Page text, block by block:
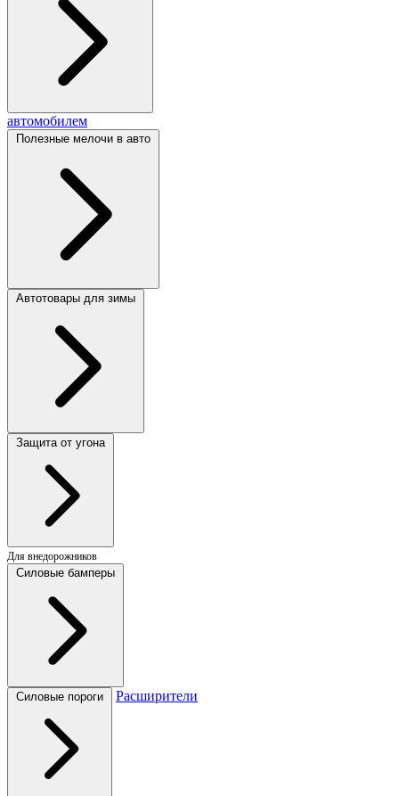
автомобилем
Полезные мелочи в авто
Автотовары для зимы
Защита от угона
Для внедорожников
Силовые бамперы
Силовые пороги Расширители